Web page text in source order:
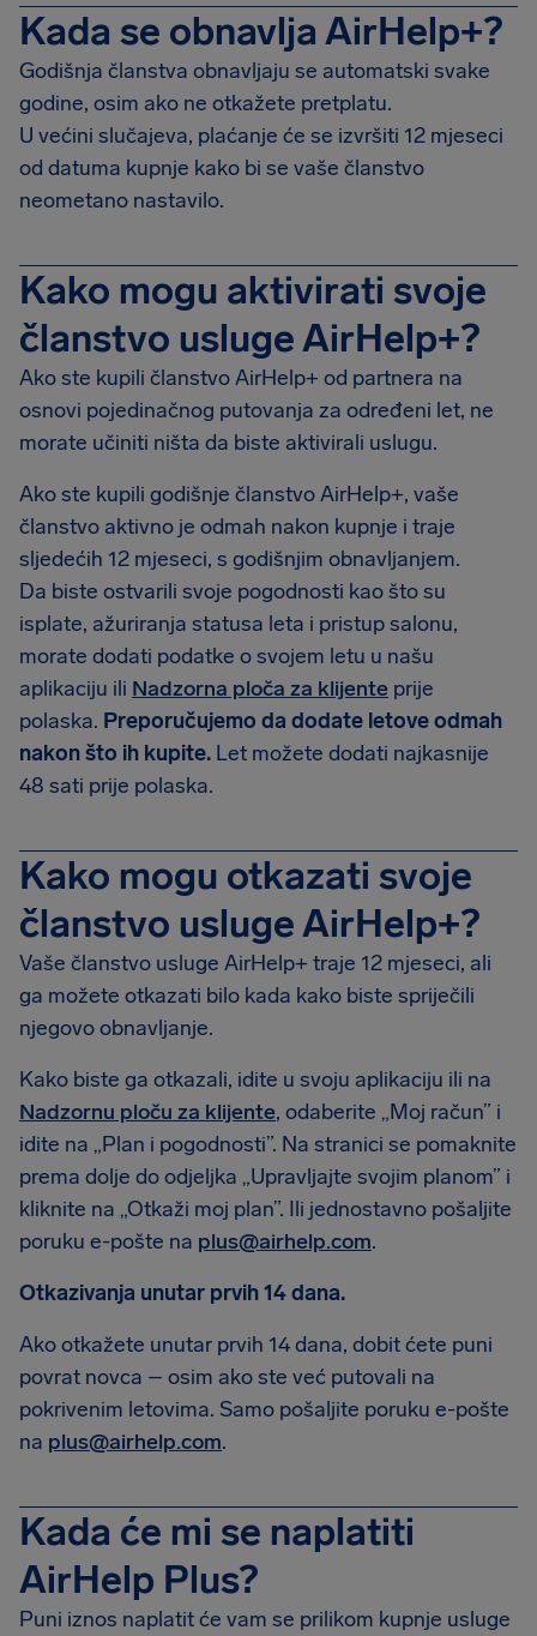
Kada se obnavlja AirHelp+?
Godišnja članstva obnavljaju se automatski svake
godine, osim ako ne otkažete pretplatu.
U većini slučajeva, plaćanje će se izvršiti 12 mjeseci
od datuma kupnje kako bi se vaše članstvo
neometano nastavilo.
Kako mogu aktivirati svoje
članstvo usluge AirHelp+?
Ako ste kupili članstvo AirHelp+ od partnera na
osnovi pojedinačnog putovanja za određeni let, ne
morate učiniti ništa da biste aktivirali uslugu.
Ako ste kupili godišnje članstvo AirHelp+, vaše
članstvo aktivno je odmah nakon kupnje i traje
sljedećih 12 mjeseci, s godišnjim obnavljanjem.
Da biste ostvarili svoje pogodnosti kao što su
isplate, ažuriranja statusa leta i pristup salonu,
morate dodati podatke o svojem letu u našu
aplikaciju ili Nadzorna ploča za klijente prije
polaska. Preporučujemo da dodate letove odmah
nakon što ih kupite. Let možete dodati najkasnije
48 sati prije polaska.
Kako mogu otkazati svoje
članstvo usluge AirHelp+?
Vaše članstvo usluge AirHelp+ traje 12 mjeseci, ali
ga možete otkazati bilo kada kako biste spriječili
njegovo obnavljanje.
Kako biste ga otkazali, idite u svoju aplikaciju ili na
Nadzornu ploču za klijente, odaberite „Moj račun” i
idite na „Plan i pogodnosti”. Na stranici se pomaknite
prema dolje do odjeljka „Upravljajte svojim planom” i
kliknite na „Otkaži moj plan”. Ili jednostavno pošaljite
poruku e-pošte na plus@airhelp.com.
Otkazivanja unutar prvih 14 dana.
Ako otkažete unutar prvih 14 dana, dobit ćete puni
povrat novca – osim ako ste već putovali na
pokrivenim letovima. Samo pošaljite poruku e-pošte
na plus@airhelp.com.
Kada će mi se naplatiti
AirHelp Plus?
Puni iznos naplatit će vam se prilikom kupnje usluge